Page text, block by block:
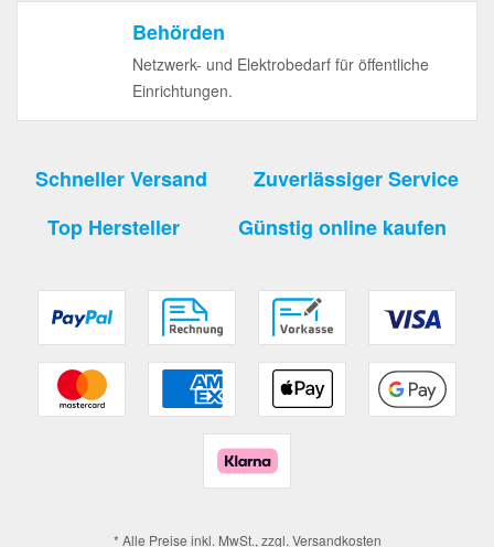
Behörden
Netzwerk- und Elektrobedarf für öffentliche
Einrichtungen.
Schneller Versand
Zuverlässiger Service
Top Hersteller
Günstig online kaufen
* Alle Preise inkl. MwSt., zzgl. Versandkosten